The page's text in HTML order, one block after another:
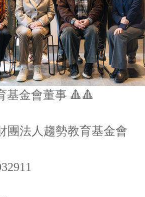
基金會董事 🔺🔺
團法人趨勢教育基金會